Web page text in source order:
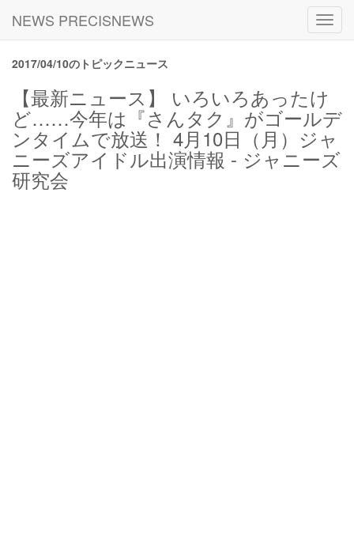
NEWS PRECISNEWS
2017/04/10のトピックニュース
【最新ニュース】 いろいろあったけ
ど……今年は『さんタク』がゴールデ
ンタイムで放送！ 4月10日（月）ジャ
ニーズアイドル出演情報 - ジャニーズ
研究会